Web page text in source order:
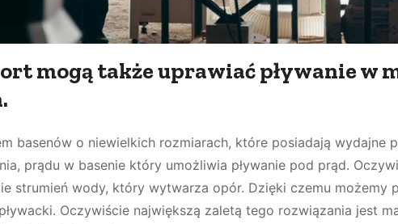
mogą także uprawiać pływanie w
basenów o niewielkich rozmiarach, które posiadają wydajne
prądu w basenie który umożliwia pływanie pod prąd.
strumień wody, który wytwarza opór. Dzięki czemu możemy
Oczywiście największą zaletą tego rozwiązania jest